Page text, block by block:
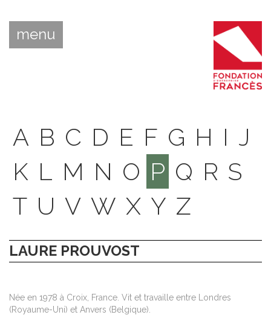
menu
A B C D E F G H I J
K L M N O P Q R S
T U V W X Y Z
LAURE PROUVOST
Née en 1978 à Croix, France. Vit et travaille entre Londres
(Royaume-Uni) et Anvers (Belgique).